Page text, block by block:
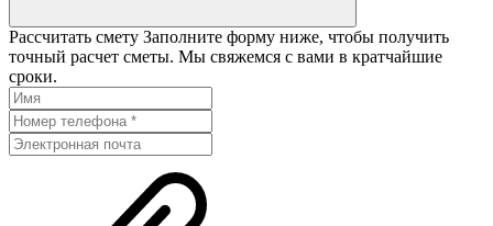
Рассчитать смету Заполните форму ниже, чтобы получить
точный расчет сметы. Мы свяжемся с вами в кратчайшие
сроки.